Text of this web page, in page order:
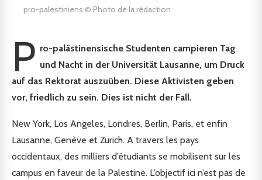
pro-palestiniens © Photo de la rédaction
P ro-palästinensische Studenten campieren Tag
und Nacht in der Universität Lausanne, um Druck
auf das Rektorat auszuüben. Diese Aktivisten geben
vor, friedlich zu sein. Dies ist nicht der Fall.
New York, Los Angeles, Londres, Berlin, Paris, et enfin
Lausanne, Genève et Zurich. A travers les pays
occidentaux, des milliers d’étudiants se mobilisent sur les
campus en faveur de la Palestine. L’objectif ici n’est pas de